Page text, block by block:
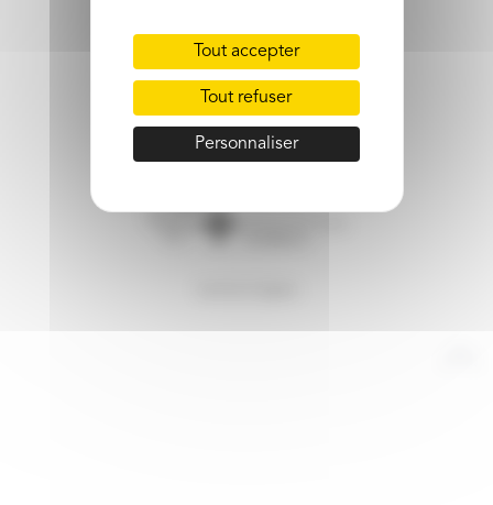
Tout accepter
Tout refuser
Personnaliser